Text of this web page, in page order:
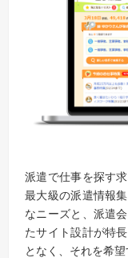
派遣で仕事を探す
最大級の派遣情報
なニーズと、派遣
たサイト設計が特
となく、それを希